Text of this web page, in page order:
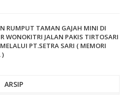
RUMPUT TAMAN GAJAH MINI DI
WONOKITRI JALAN PAKIS TIRTOSARI
PT.SETRA SARI ( MEMORI
)
ARSIP